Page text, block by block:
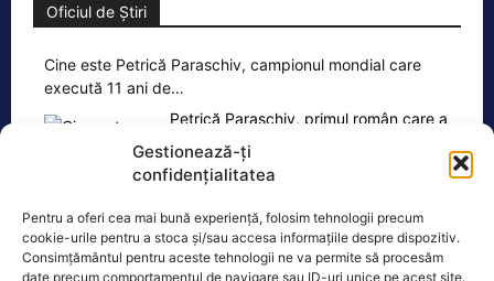
Gestionează-ți
confidențialitatea
Pentru a oferi cea mai bună experiență, folosim tehnologii precum
cookie-urile pentru a stoca și/sau accesa informațiile despre dispozitiv.
Consimțământul pentru aceste tehnologii ne va permite să procesăm
date precum comportamentul de navigare sau ID-uri unice pe acest site.
Oficiul de Știri
Cine este Petrică Paraschiv, campionul mondial care
execută 11 ani de…
Petrică Paraschiv, primul român care a
cucerit un titlu mondial la box
profesionist, este din nou în centrul
atenției după [...]